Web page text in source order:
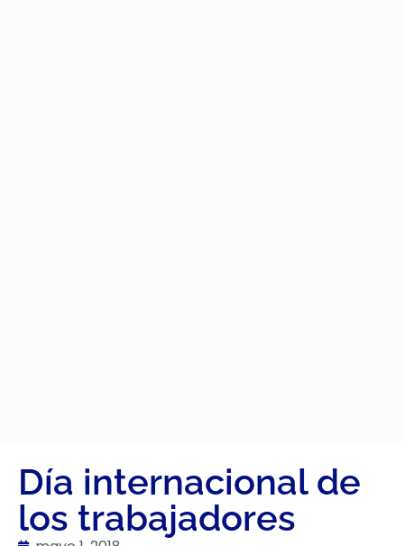
Día internacional de
los trabajadores